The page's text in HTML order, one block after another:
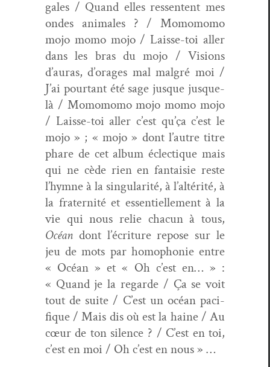
gales / Quand elles ressen­tent mes
ondes ani­males ? / Momo­mo­mo
mojo momo mojo / Laisse-toi aller
dans les bras du mojo / Visions
d’auras, d’orages mal mal­gré moi /
J’ai pour­tant été sage jusque jusque-
là / Momo­mo­mo mojo momo mojo
/ Laisse-toi aller c’est qu’ça c’est le
mojo » ; « mojo » dont l’autre titre
phare de cet album éclec­tique mais
qui ne cède rien en fan­taisie reste
l’hymne à la sin­gu­lar­ité, à l’altérité, à
la fra­ter­nité et essen­tielle­ment à la
vie qui nous relie cha­cun à tous,
Océan dont l’écriture repose sur le
jeu de mots par homo­phonie entre
« Océan » et « Oh c’est en… » :
« Quand je la regarde / Ça se voit
tout de suite / C’est un océan paci­
fique / Mais dis où est la haine / Au
cœur de ton silence ? / C’est en toi,
c’est en moi / Oh c’est en nous » …